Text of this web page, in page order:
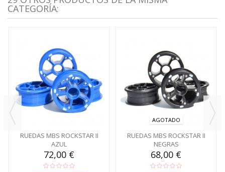
CATEGORÍA:
RUEDAS MBS ROCKSTAR II
AZUL
72,00 €
AGOTADO
RUEDAS MBS ROCKSTAR II
NEGRAS
68,00 €